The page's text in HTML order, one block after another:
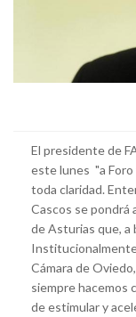
El presidente de
este lunes "a Foro
toda claridad.
Cascos se pondrá
de Asturias que, a
Cámara de
siempre hacemos
de estimular y